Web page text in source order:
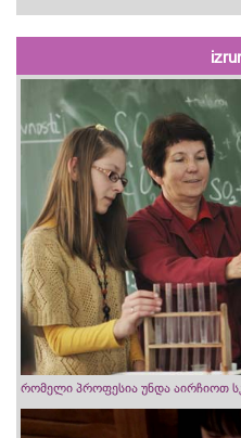
რომელი პროფესია უნდა აირჩიოთ